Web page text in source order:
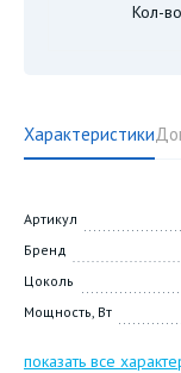
Кол-
Характеристики
Артикул
Бренд
Цоколь
Мощность, Вт
показать все